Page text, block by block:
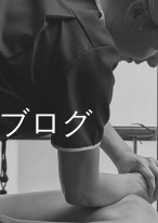
おすすめ
FEEMUE
タイのス
ッグ〜
ブログ